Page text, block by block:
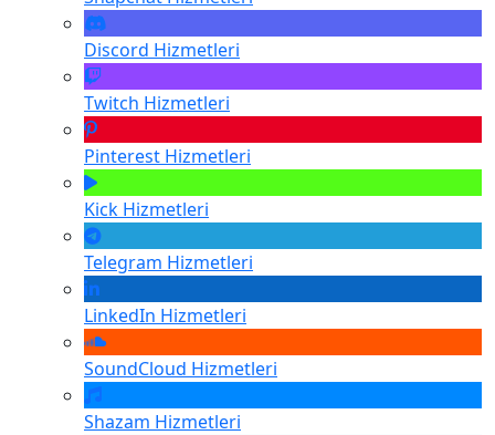
Discord Hizmetleri
Twitch Hizmetleri
Pinterest Hizmetleri
Kick Hizmetleri
Telegram Hizmetleri
LinkedIn Hizmetleri
SoundCloud Hizmetleri
Shazam Hizmetleri